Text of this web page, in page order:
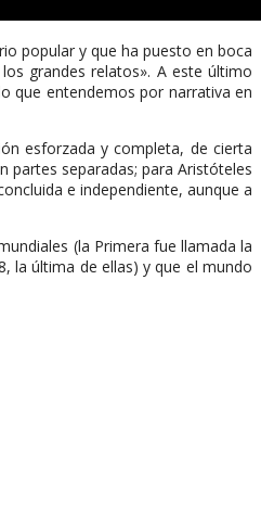
popular y que ha puesto en boca
grandes relatos». A este último
que entendemos por narrativa en
esforzada y completa, de cierta
partes separadas; para Aristóteles
e independiente, aunque a
(la Primera fue llamada la
la última de ellas) y que el mundo